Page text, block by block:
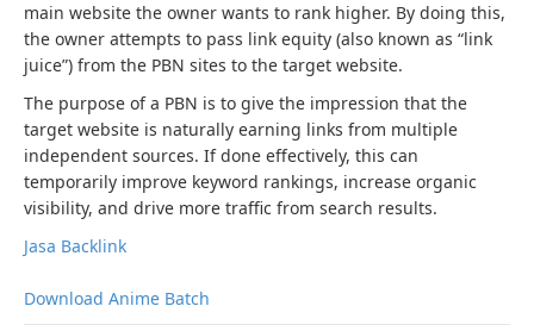
main website the owner wants to rank higher. By doing this,
the owner attempts to pass link equity (also known as “link
juice”) from the PBN sites to the target website.
The purpose of a PBN is to give the impression that the
target website is naturally earning links from multiple
independent sources. If done effectively, this can
temporarily improve keyword rankings, increase organic
visibility, and drive more traffic from search results.
Jasa Backlink
Download Anime Batch